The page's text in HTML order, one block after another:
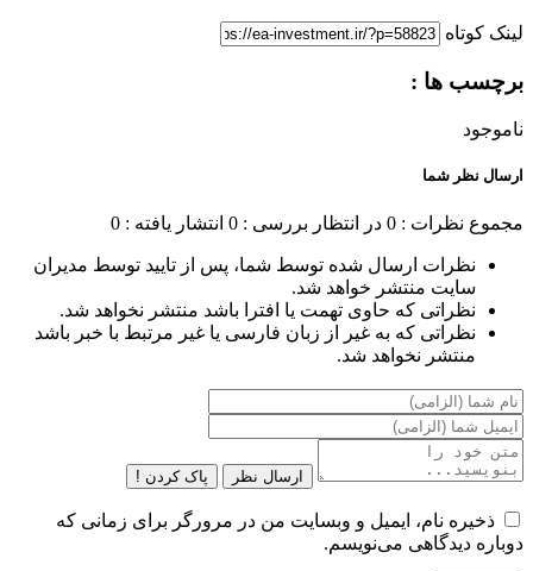
لینک کوتاه
برچسب ها :
ناموجود
ارسال نظر شما
مجموع نظرات : 0 در انتظار بررسی : 0 انتشار یافته : 0
نظرات ارسال شده توسط شما، پس از تایید توسط مدیران
سایت منتشر خواهد شد.
نظراتی که حاوی تهمت یا افترا باشد منتشر نخواهد شد.
نظراتی که به غیر از زبان فارسی یا غیر مرتبط با خبر باشد
منتشر نخواهد شد.
ارسال نظر پاک کردن !
ذخیره نام، ایمیل و وبسایت من در مرورگر برای زمانی که
دوباره دیدگاهی می‌نویسم.